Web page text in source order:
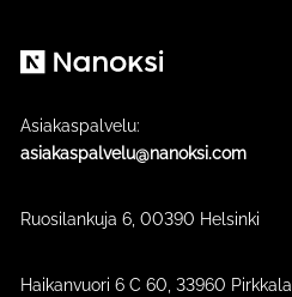
Asiakaspalvelu:
asiakaspalvelu@nanoksi.com
Ruosilankuja 6, 00390 Helsinki
Haikanvuori 6 C 60​, 33960 Pirkkala